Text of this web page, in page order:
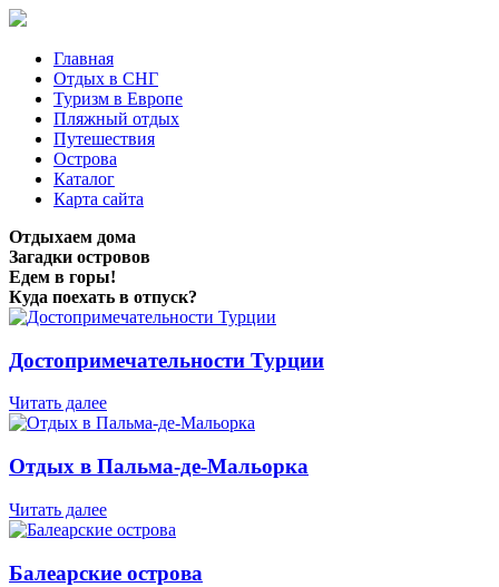
Главная
Отдых в СНГ
Туризм в Европе
Пляжный отдых
Путешествия
Острова
Каталог
Карта сайта
Отдыхаем дома
Загадки островов
Едем в горы!
Куда поехать в отпуск?
Достопримечательности Турции
Читать далее
Отдых в Пальма-де-Мальорка
Читать далее
Балеарские острова